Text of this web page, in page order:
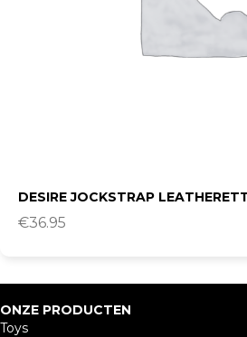
DESIRE JOCKSTRAP
€36.95
ONZE PRODUCTEN
Toys